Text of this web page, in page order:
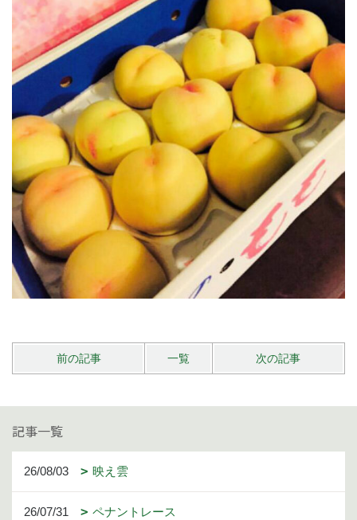
前の記事 一覧 次の記事
記事一覧
26/08/03 映え雲
26/07/31 ペナントレース